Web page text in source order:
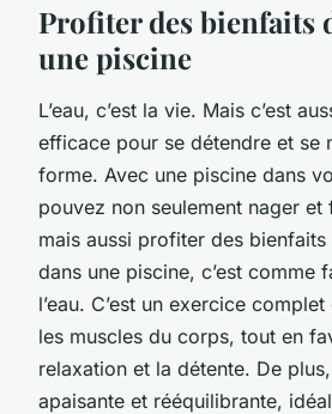
Profiter des bienfaits
une piscine
L’eau, c’est la vie. Mais c’est
efficace pour se détendre et se
forme. Avec une piscine dans
pouvez non seulement nager et
mais aussi profiter des bienfaits
dans une piscine, c’est comme
l’eau. C’est un exercice
les muscles du corps, tout en
relaxation et la détente. De
apaisante et rééquilibrante,